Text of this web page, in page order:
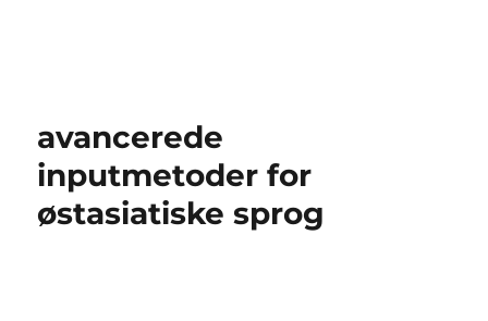
avancerede
inputmetoder for
østasiatiske sprog